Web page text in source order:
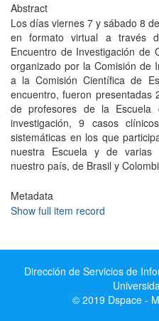
Abstract
Los días viernes 7 y sábado 8
en formato virtual a través
Encuentro de Investigación de
organizado por la Comisión de
a la Comisión Científica de
encuentro, fueron presentadas
de profesores de la Escuela
investigación, 9 casos
sistemáticas en los que
nuestra Escuela y de varias
nuestro país, de Brasil y
Metadata
Show full item record
Dirección de Servicios de
© 2019 Dspace -